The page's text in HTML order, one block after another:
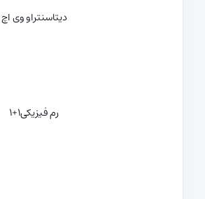
دیتاسنتراو وی اچ
رم فیزیکی1+1